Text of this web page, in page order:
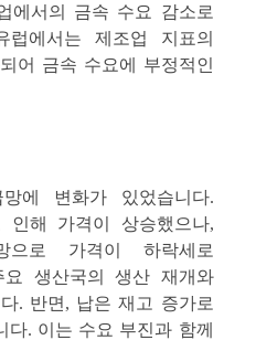
에서의 금속 수요 감소로
럽에서는 제조업 지표의
어 금속 수요에 부정적인
에 변화가 있었습니다.
인해 가격이 상승했으나,
로 가격이 하락세로
요 생산국의 생산 재개와
. 반면, 납은 재고 증가로
다. 이는 수요 부진과 함께